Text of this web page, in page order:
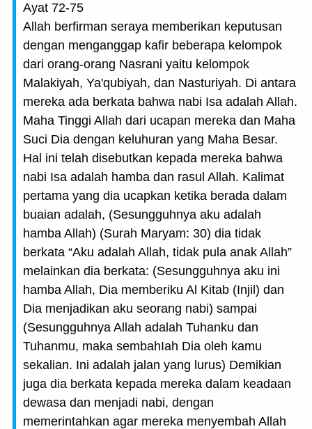
Ayat 72-75
Allah berfirman seraya memberikan keputusan
dengan menganggap kafir beberapa kelompok
dari orang-orang Nasrani yaitu kelompok
Malakiyah, Ya'qubiyah, dan Nasturiyah. Di antara
mereka ada berkata bahwa nabi Isa adalah Allah.
Maha Tinggi Allah dari ucapan mereka dan Maha
Suci Dia dengan keluhuran yang Maha Besar.
Hal ini telah disebutkan kepada mereka bahwa
nabi Isa adalah hamba dan rasul Allah. Kalimat
pertama yang dia ucapkan ketika berada dalam
buaian adalah, (Sesungguhnya aku adalah
hamba Allah) (Surah Maryam: 30) dia tidak
berkata “Aku adalah Allah, tidak pula anak Allah”
melainkan dia berkata: (Sesungguhnya aku ini
hamba Allah, Dia memberiku Al Kitab (Injil) dan
Dia menjadikan aku seorang nabi) sampai
(Sesungguhnya Allah adalah Tuhanku dan
Tuhanmu, maka sembahIah Dia oleh kamu
sekalian. Ini adalah jalan yang lurus) Demikian
juga dia berkata kepada mereka dalam keadaan
dewasa dan menjadi nabi, dengan
memerintahkan agar mereka menyembah Allah